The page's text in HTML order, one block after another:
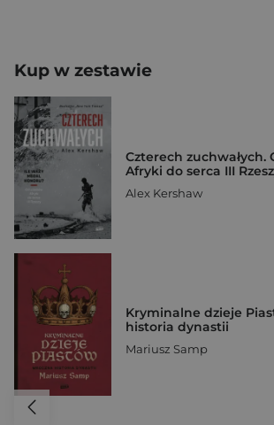
Kup w zestawie
Czterech zuchwałych.
Afryki do serca III
Alex Kershaw
Kryminalne dzieje
historia dynastii
Mariusz Samp